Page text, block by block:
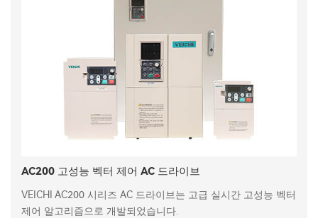
AC200 고성능 벡터 제어 AC 드라이브
VEICHI AC200 시리즈 AC 드라이브는 고급 실시간 고성능 벡터
제어 알고리즘으로 개발되었습니다.